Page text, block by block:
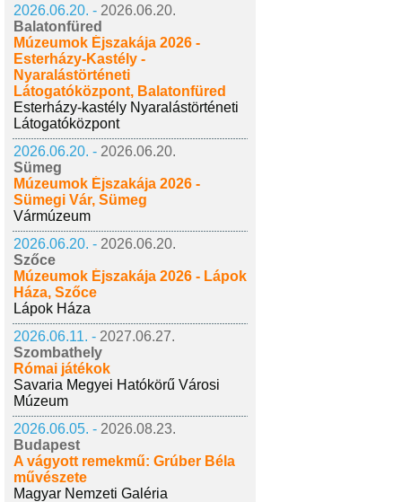
2026.06.20. - 2026.06.20.
Balatonfüred
Múzeumok Éjszakája 2026 -
Esterházy-Kastély -
Nyaralástörténeti
Látogatóközpont, Balatonfüred
Esterházy-kastély Nyaralástörténeti
Látogatóközpont
2026.06.20. - 2026.06.20.
Sümeg
Múzeumok Éjszakája 2026 -
Sümegi Vár, Sümeg
Vármúzeum
2026.06.20. - 2026.06.20.
Szőce
Múzeumok Éjszakája 2026 - Lápok
Háza, Szőce
Lápok Háza
2026.06.11. - 2027.06.27.
Szombathely
Római játékok
Savaria Megyei Hatókörű Városi
Múzeum
2026.06.05. - 2026.08.23.
Budapest
A vágyott remekmű: Grúber Béla
művészete
Magyar Nemzeti Galéria